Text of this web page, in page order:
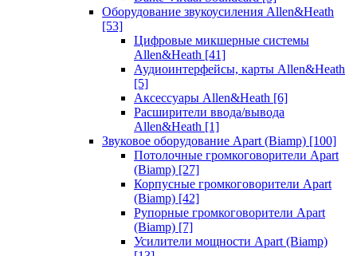
Оборудование звукоусиления Allen&Heath
[53]
Цифровые микшерные системы
Allen&Heath [41]
Аудиоинтерфейсы, карты Allen&Heath
[5]
Аксессуары Allen&Heath [6]
Расширители ввода/вывода
Allen&Heath [1]
Звуковое оборудование Apart (Biamp) [100]
Потолочные громкоговорители Apart
(Biamp) [27]
Корпусные громкоговорители Apart
(Biamp) [42]
Рупорные громкоговорители Apart
(Biamp) [7]
Усилители мощности Apart (Biamp)